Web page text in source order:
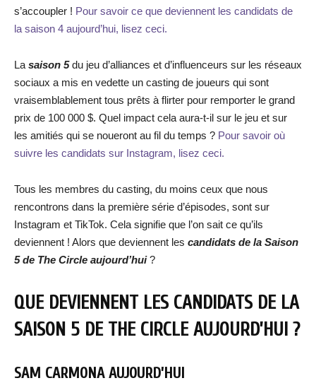
s’accoupler ! Pour savoir ce que deviennent les candidats de
la saison 4 aujourd’hui, lisez ceci.
La saison 5du jeu d’alliances et d’influenceurs sur les réseaux
sociaux a mis en vedette un casting de joueurs qui sont
vraisemblablement tous prêts à flirter pour remporter le grand
prix de 100 000 $. Quel impact cela aura-t-il sur le jeu et sur
les amitiés qui se noueront au fil du temps ? Pour savoir où
suivre les candidats sur Instagram, lisez ceci.
Tous les membres du casting, du moins ceux que nous
rencontrons dans la première série d’épisodes, sont sur
Instagram et TikTok. Cela signifie que l’on sait ce qu’ils
deviennent ! Alors que deviennent les candidats de la Saison
5 de The Circle aujourd’hui?
QUE DEVIENNENT LES CANDIDATS DE LA
SAISON 5 DE THE CIRCLE AUJOURD’HUI ?
SAM CARMONA AUJOURD’HUI